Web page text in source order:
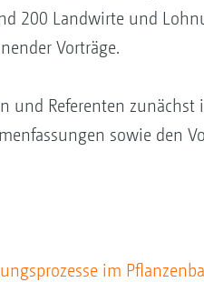
200 Landwirte und
Vorträge.
und Referenten
sowie den
im